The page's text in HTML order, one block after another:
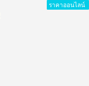
ราคาออนไลน์
ราคาออนไลน์
ราคาออนไลน์
ราคาออนไลน์
ราคาออนไลน์
ราคาออนไลน์
ราคาออนไลน์